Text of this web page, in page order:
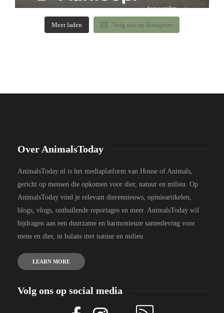
Meer laden Volg ons op Instagram
Over AnimalsToday
AnimalsToday.nl is het mediaplatform van House of Animals,
gericht op mensen die opkomen voor dier, natuur en milieu. Op
AnimalsToday vind je relevant dierennieuws, opinieartikelen,
blogs, vlogs, onthullende reportages en meer. AnimalsToday wil
bijdragen aan een duurzame en harmonieuze samenleving voor
mens en dier, in balans met natuur en milieu.
LEARN MORE
Volg ons op social media